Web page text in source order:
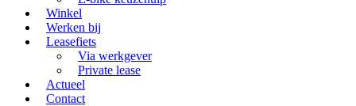
Winkel
Werken bij
Leasefiets
Via werkgever
Private lease
Actueel
Contact